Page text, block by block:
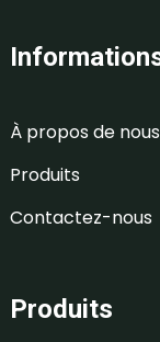
À propos de nous
Produits
Contactez-nous
Produits